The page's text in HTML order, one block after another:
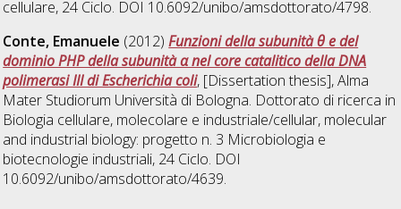
cellulare, 24 Ciclo. DOI 10.6092/unibo/amsdottorato/4798.
Conte, Emanuele (2012)Funzioni della subunità θ e del
dominio PHP della subunità α nel core catalitico della DNA
polimerasi III di Escherichia coli, [Dissertation thesis], Alma
Mater Studiorum Università di Bologna. Dottorato di ricerca in
Biologia cellulare, molecolare e industriale/cellular, molecular
and industrial biology: progetto n. 3 Microbiologia e
biotecnologie industriali, 24 Ciclo. DOI
10.6092/unibo/amsdottorato/4639.